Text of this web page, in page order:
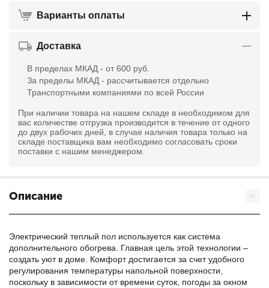
Варианты оплаты
Доставка
В пределах МКАД - от 600 руб.
За пределы МКАД - рассчитывается отдельно
Транспортными компаниями по всей России
При наличии товара на нашем складе в необходимом для
вас количестве отгрузка производится в течение от одного
до двух рабочих дней, в случае наличия товара только на
складе поставщика вам необходимо согласовать сроки
поставки с нашим менеджером.
Описание
Электрический теплый пол используется как система
дополнительного обогрева. Главная цель этой технологии –
создать уют в доме. Комфорт достигается за счет удобного
регулирования температуры напольной поверхности,
поскольку в зависимости от времени суток, погоды за окном